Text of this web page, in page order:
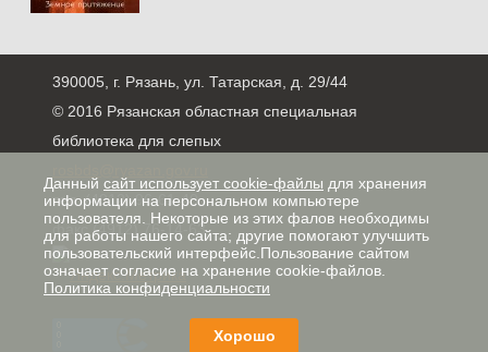
390005, г. Рязань, ул. Татарская, д. 29/44
© 2016 Рязанская областная специальная
библиотека для слепых
тел. (4912) 96-61-40,
факс (4912) 76-14-63
Данный сайт использует cookie-файлы для хранения
информации на персональном компьютере
пользователя. Некоторые из этих фалов необходимы
для работы нашего сайта; другие помогают улучшить
пользовательский интерфейс.Пользование сайтом
означает согласие на хранение cookie-файлов.
Политика конфиденциальности
Хорошо